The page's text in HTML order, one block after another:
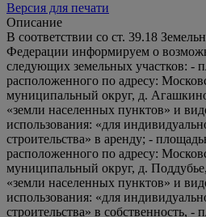
Версия для печати
Описание
В соответствии со ст. 39.18
Федерации информируем о
следующих земельных участков: -
расположенного по адресу:
муниципальный округ, д.
«земли населенных пунктов» и
использования: «для
строительства» в аренду; -
расположенного по адресу:
муниципальный округ, д. Поддубье,
«земли населенных пунктов» и
использования: «для
строительства» в собственность,